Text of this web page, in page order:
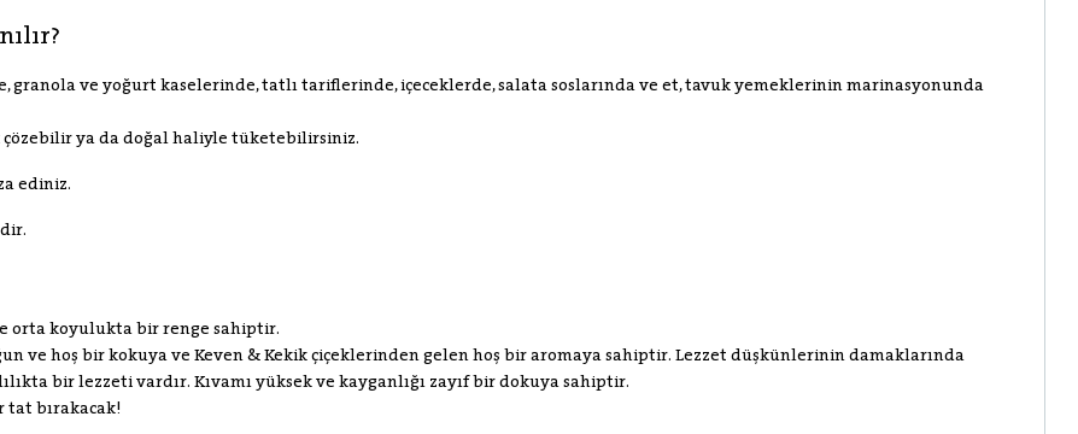
granola ve yoğurt kaselerinde, tatlı tariflerinde, içeceklerde, salata soslarında ve et, tavuk yemeklerinin marinasyonunda
çözebilir ya da doğal haliyle tüketebilirsiniz.
ediniz.
orta koyulukta bir renge sahiptir.
ve hoş bir kokuya ve Keven & Kekik çiçeklerinden gelen hoş bir aromaya sahiptir. Lezzet düşkünlerinin damaklarında
bir lezzeti vardır. Kıvamı yüksek ve kayganlığı zayıf bir dokuya sahiptir.
tat bırakacak!